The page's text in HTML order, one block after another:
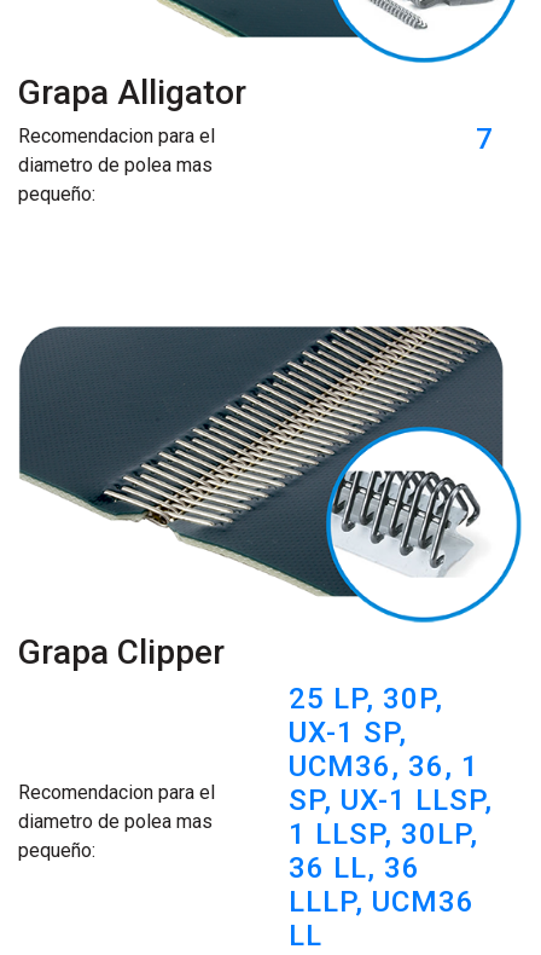
Grapa Alligator
Recomendacion para el
diametro de polea mas
pequeño:
7
Grapa Clipper
Recomendacion para el
diametro de polea mas
pequeño:
25 LP, 30P,
UX-1 SP,
UCM36, 36, 1
SP, UX-1 LLSP,
1 LLSP, 30LP,
36 LL, 36
LLLP, UCM36
LL